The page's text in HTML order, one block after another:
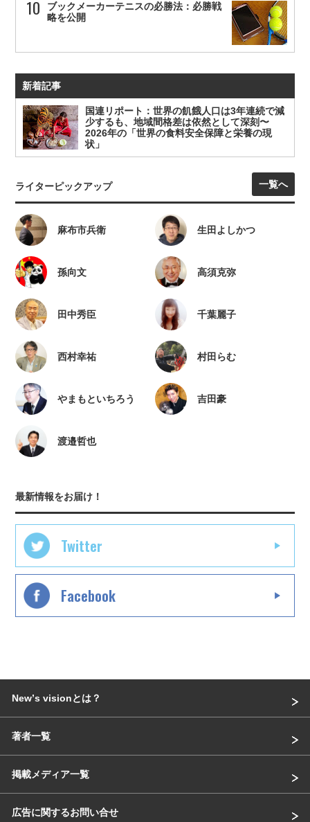
ブックメーカーテニスの必勝法：必勝戦
略を公開
新着記事
国連リポート：世界の飢餓人口は3年連続で減
少するも、地域間格差は依然として深刻〜
2026年の「世界の食料安全保障と栄養の現
状」
ライターピックアップ 一覧へ
麻布市兵衛 生田よしかつ
孫向文 高須克弥
田中秀臣 千葉麗子
西村幸祐 村田らむ
やまもといちろう 吉田豪
渡邉哲也
最新情報をお届け！
Twitter
Facebook
Newʼs visionとは？
著者一覧
掲載メディア一覧
広告に関するお問い合せ